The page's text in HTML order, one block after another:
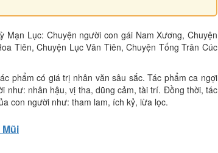
Mạn Lục: Chuyện người con gái Nam Xương, Chuyện
Tiên, Chuyện Lục Vân Tiên, Chuyện Tống Trân Cúc
phẩm có giá trị nhân văn sâu sắc. Tác phẩm ca ngợi
như: nhân hậu, vị tha, dũng cảm, tài trí. Đồng thời, tác
con người như: tham lam, ích kỷ, lừa lọc.
Mũi